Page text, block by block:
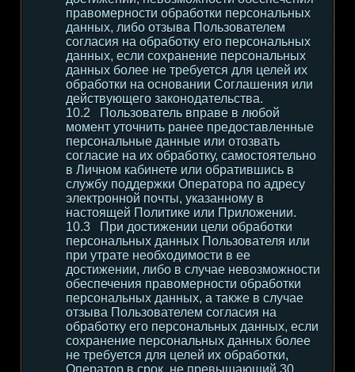
правомерности обработки персональных
данных, либо отзыва Пользователем
согласия на обработку его персональных
данных, если сохранение персональных
данных более не требуется для целей их
обработки на основании Соглашения или
действующего законодательства.
Пользователь вправе в любой
момент уточнить ранее предоставленные
персональные данные или отозвать
согласие на их обработку, самостоятельно
в Личном кабинете или обратившись в
службу поддержки Оператора по адресу
электронной почты, указанному в
настоящей Политике или Приложении.
При достижении цели обработки
персональных данных Пользователя или
при утрате необходимости в ее
достижении, либо в случае невозможности
обеспечения правомерности обработки
персональных данных, а также в случае
отзыва Пользователем согласия на
обработку его персональных данных, если
сохранение персональных данных более
не требуется для целей их обработки,
Оператор в срок, не превышающий 30